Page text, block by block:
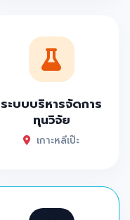
ระบบบริหารจัดการ
ทุนวิจัย
เกาะหลีเป๊ะ